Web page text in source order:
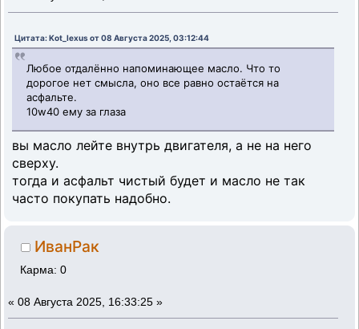
Цитата: Kot_lexus от 08 Августа 2025, 03:12:44
Любое отдалённо напоминающее масло. Что то
дорогое нет смысла, оно все равно остаётся на
асфальте.
10w40 ему за глаза
вы масло лейте внутрь двигателя, а не на него
сверху.
тогда и асфальт чистый будет и масло не так
часто покупать надобно.
ИванРак
Карма: 0
« 08 Августа 2025, 16:33:25 »